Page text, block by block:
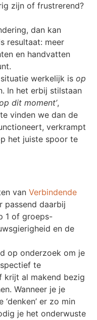
zijn of frustrerend?
dan kan
resultaat: meer
en handvatten
werkelijk is op
In het erbij stilstaan
dit moment’,
vinden we dan de
verkrampt
het juiste spoor te
van Verbindende
passend daarbij
1 of groeps-
en de
op onderzoek om je
te
krijt al makend bezig
Wanneer je je
er zo min
je het onderwuste